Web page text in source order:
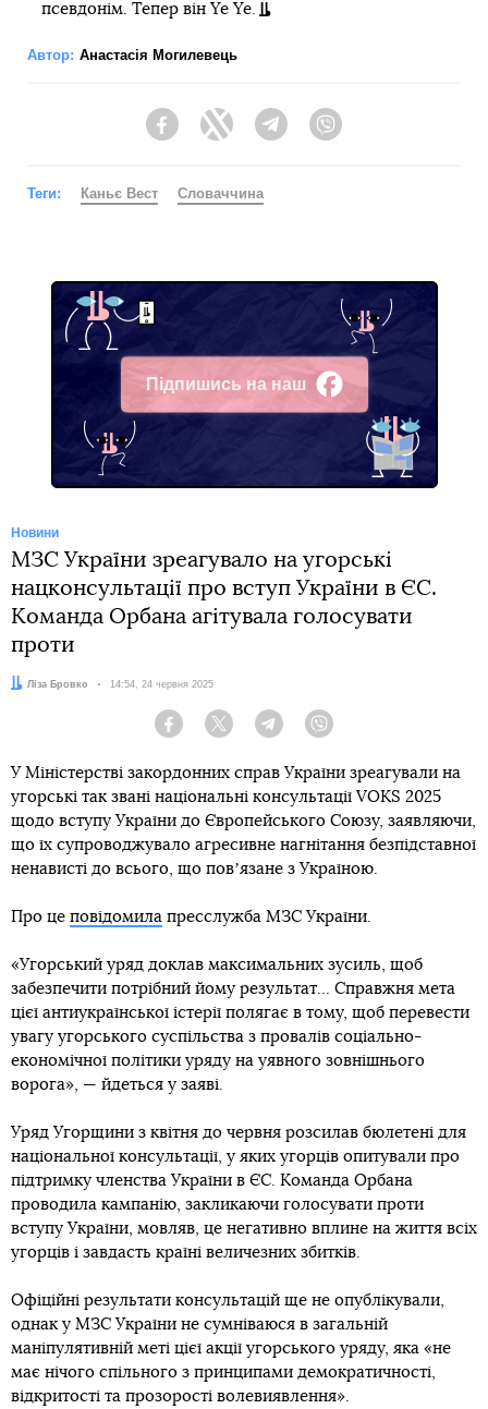
псевдонім. Тепер він Ye Ye.
Автор: Анастасія Могилевець
FacebookTwitter Telegram
Теги: Каньє Вест Словаччина
Підпишись на наш
Facebook
Новини
МЗС України зреагувало на угорські
нацконсультації про вступ України в ЄС.
Команда Орбана агітувала голосувати
проти
Автор:
Ліза Бровко Дата:
14:54, 24 червня 2025
Facebook Twitter Telegram
У Міністерстві закордонних справ України зреагували на
угорські так звані національні консультації VOKS 2025
щодо вступу України до Європейського Союзу, заявляючи,
що їх супроводжувало агресивне нагнітання безпідставної
ненависті до всього, що повʼязане з Україною.
Про це повідомила пресслужба МЗС України.
«Угорський уряд доклав максимальних зусиль, щоб
забезпечити потрібний йому результат... Справжня мета
цієї антиукраїнської істерії полягає в тому, щоб перевести
увагу угорського суспільства з провалів соціально-
економічної політики уряду на уявного зовнішнього
ворога», — йдеться у заяві.
Уряд Угорщини з квітня до червня розсилав бюлетені для
національної консультації, у яких угорців опитували про
підтримку членства України в ЄС. Команда Орбана
проводила кампанію, закликаючи голосувати проти
вступу України, мовляв, це негативно вплине на життя всіх
угорців і завдасть країні величезних збитків.
Офіційні результати консультацій ще не опублікували,
однак у МЗС України не сумніваюся в загальній
маніпулятивній меті цієї акції угорського уряду, яка «не
має нічого спільного з принципами демократичності,
відкритості та прозорості волевиявлення».